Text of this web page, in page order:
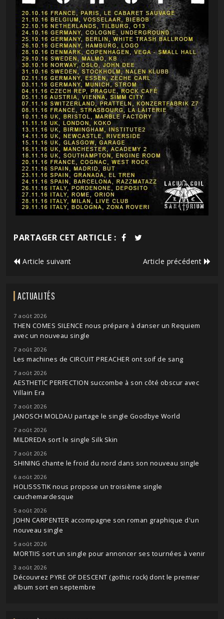
PARTAGER CET ARTICLE :
Article suivant Article précédent
ACTUALITÉS
7 août 2026
THEN COMES SILENCE nous prépare à danser un Requiem
avec un nouveau single
7 août 2026
Les machines de CIRCUIT PREACHER ont soif de sang
7 août 2026
AESTHETIC PERFECTION succombe à son côté obscur avec
Villain Era
7 août 2026
JANOSCH MOLDAU partage le single Goodbye World
7 août 2026
MILDREDA sort le single Silk Skin
7 août 2026
SHINING chante le froid du nord dans son nouveau single
6 août 2026
HOLISSSTIK nous propose un troisième single
cauchemardesque
5 août 2026
JOHN CARPENTER accompagne son roman graphique d'un
nouveau single
5 août 2026
MORTIIS sort un single pour annoncer ses tournées à venir
3 août 2026
Découvrez PYRE OF DESCENT (gothic rock) dont le premier
album sort en septembre